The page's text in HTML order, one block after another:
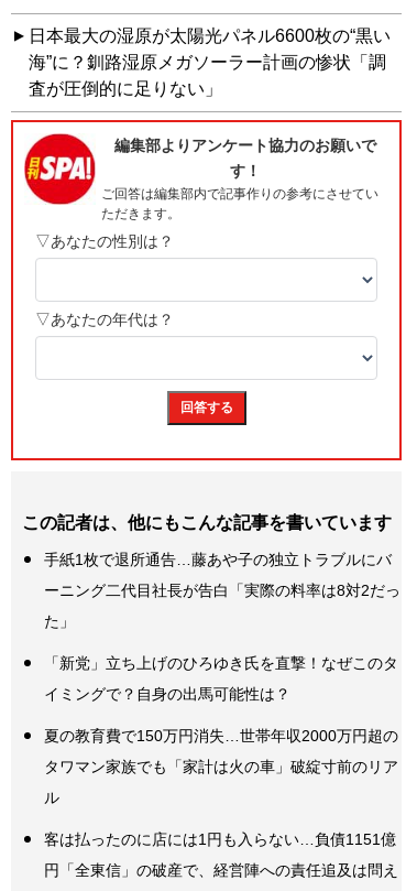
日本最大の湿原が太陽光パネル6600枚の“黒い
海”に？釧路湿原メガソーラー計画の惨状「調
査が圧倒的に足りない」
この記者は、他にもこんな記事を書いています
手紙1枚で退所通告…藤あや子の独立トラブルにバ
ーニング二代目社長が告白「実際の料率は8対2だっ
た」
「新党」立ち上げのひろゆき氏を直撃！なぜこのタ
イミングで？自身の出馬可能性は？
夏の教育費で150万円消失…世帯年収2000万円超の
タワマン家族でも「家計は火の車」破綻寸前のリア
ル
客は払ったのに店には1円も入らない…負債1151億
円「全東信」の破産で、経営陣への責任追及は問え